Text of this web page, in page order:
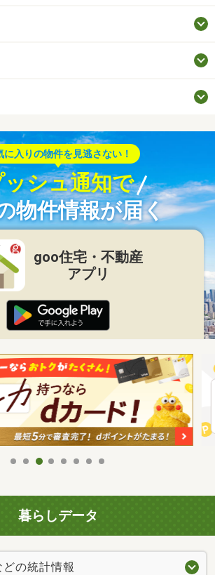
に入りの物件を見逃さない！
シュ通知で
物件情報が届く
goo住宅・不動産
アプリ
暮らしデータ
の統計情報